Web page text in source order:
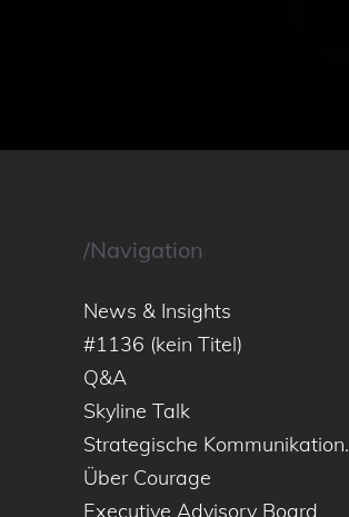
/Navigation
News & Insights
#1136 (kein Titel)
Q&A
Skyline Talk
Strategische Kommunikation.
Über Courage
Executive Advisory Board